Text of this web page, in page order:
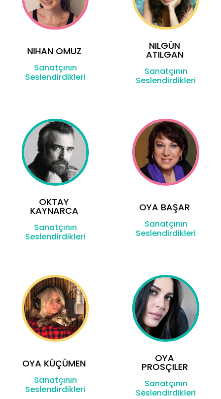
NIHAN OMUZ
Sanatçının
Seslendirdikleri
NILGÜN
ATILGAN
Sanatçının
Seslendirdikleri
OKTAY
KAYNARCA
Sanatçının
Seslendirdikleri
OYA BAŞAR
Sanatçının
Seslendirdikleri
OYA KÜÇÜMEN
Sanatçının
Seslendirdikleri
OYA
PROSÇILER
Sanatçının
Seslendirdikleri